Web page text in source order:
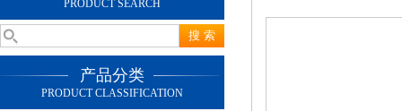
PRODUCT SEARCH
产品分类
PRODUCT CLASSIFICATION